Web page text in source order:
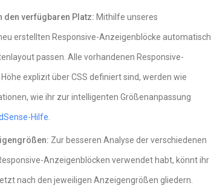
den verfügbaren Platz: Mithilfe unseres
erstellten Responsive-Anzeigenblöcke automatisch
passen. Alle vorhandenen Responsive-
explizit über CSS definiert sind, werden wie
wie ihr zur intelligenten Größenanpassung
Hilfe.
Zur besseren Analyse der verschiedenen
Anzeigenblöcken verwendet habt, könnt ihr
nach den jeweiligen Anzeigengrößen gliedern.